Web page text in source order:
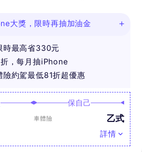
大獎，限時再抽加油金
時最高省330元
，每月抽iPhone
險約駕最低81折超優惠
保自己
車體險 乙式
詳情